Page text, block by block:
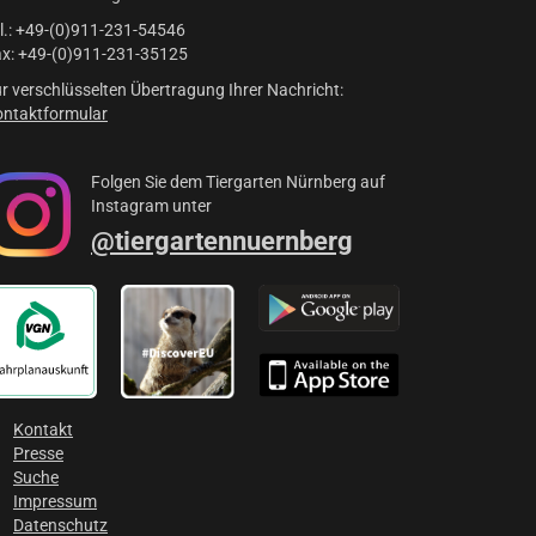
+49-(0)911-231-54546
+49-(0)911-231-35125
verschlüsselten Übertragung Ihrer Nachricht:
Folgen Sie dem Tiergarten Nürnberg auf
Instagram unter
@tiergartennuernberg
Kontakt
Presse
Suche
Impressum
Datenschutz